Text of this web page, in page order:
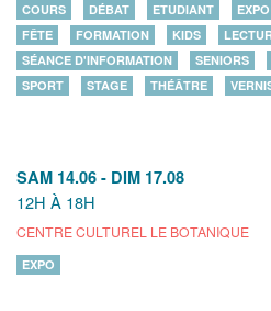
COURS
DÉBAT ETUDIANT EXPO
FÊTE
FORMATION KIDS
SÉANCE D'INFORMATION
SENIORS
SPORT
STAGE THÉÂTRE
SAM 14.06 - DIM 17.08
12H À 18H
CENTRE CULTUREL LE BOTANIQUE
EXPO